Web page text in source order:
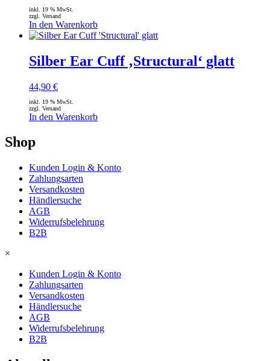
inkl. 19 % MwSt.
zzgl. Versand
In den Warenkorb
Silber Ear Cuff ‚Structural‘ glatt
44,90 €
inkl. 19 % MwSt.
zzgl. Versand
In den Warenkorb
Shop
Kunden Login & Konto
Zahlungsarten
Versandkosten
Händlersuche
AGB
Widerrufsbelehrung
B2B
×
Kunden Login & Konto
Zahlungsarten
Versandkosten
Händlersuche
AGB
Widerrufsbelehrung
B2B